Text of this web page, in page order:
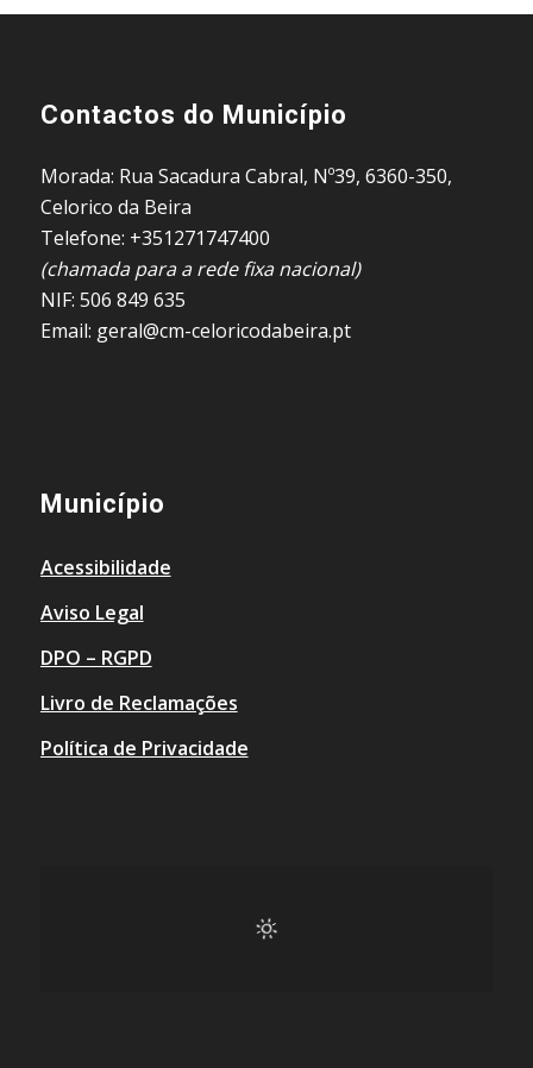
Contactos do Município
Morada: Rua Sacadura Cabral, Nº39, 6360-350,
Celorico da Beira
Telefone: +351271747400
(chamada para a rede fixa nacional)
NIF: 506 849 635
Email: geral@cm-celoricodabeira.pt
Município
Acessibilidade
Aviso Legal
DPO – RGPD
Livro de Reclamações
Política de Privacidade